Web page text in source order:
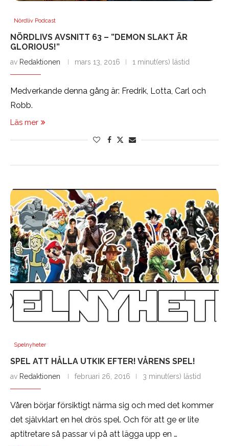
Nördliv Podcast
NÖRDLIVS AVSNITT 63 – ”DEMON SLAKT ÄR
GLORIOUS!”
av Redaktionen mars 13, 2016 1 minut(ers) lästid
Medverkande denna gång är: Fredrik, Lotta, Carl och
Robb.
Läs mer
Spelnyheter
SPEL ATT HÅLLA UTKIK EFTER! VÅRENS SPEL!
av Redaktionen februari 26, 2016 3 minut(ers) lästid
Våren börjar försiktigt närma sig och med det kommer
det självklart en hel drös spel. Och för att ge er lite
aptitretare så passar vi på att lägga upp en …